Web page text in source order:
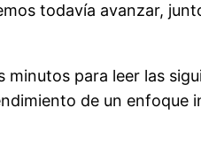
todavía avanzar,
para leer las
de un enfoque